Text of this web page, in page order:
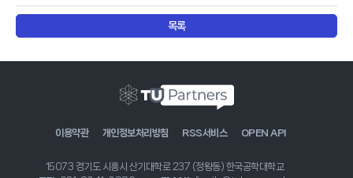
목록
이용약관 개인정보처리방침 RSS서비스 OPEN API
15073 경기도 시흥시 산기대학로 237 (정왕동) 한국공학대학교